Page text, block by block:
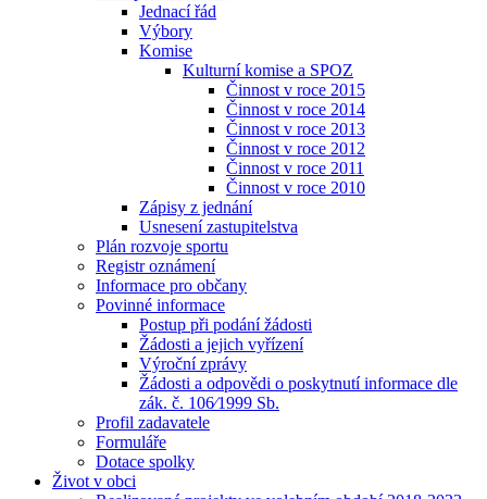
Jednací řád
Výbory
Komise
Kulturní komise a SPOZ
Činnost v roce 2015
Činnost v roce 2014
Činnost v roce 2013
Činnost v roce 2012
Činnost v roce 2011
Činnost v roce 2010
Zápisy z jednání
Usnesení zastupitelstva
Plán rozvoje sportu
Registr oznámení
Informace pro občany
Povinné informace
Postup při podání žádosti
Žádosti a jejich vyřízení
Výroční zprávy
Žádosti a odpovědi o poskytnutí informace dle
zák. č. 106⁄1999 Sb.
Profil zadavatele
Formuláře
Dotace spolky
Život v obci